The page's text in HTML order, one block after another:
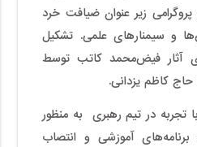
زیر عنوان ضیافت خرد
و سیمنارهای علمی. تشکیل
آثار فیض‌محمد کاتب توسط
حاج کاظم یزدانی.
با تجربه در تیم رهبری به منظور
آموزشی و انتصاب